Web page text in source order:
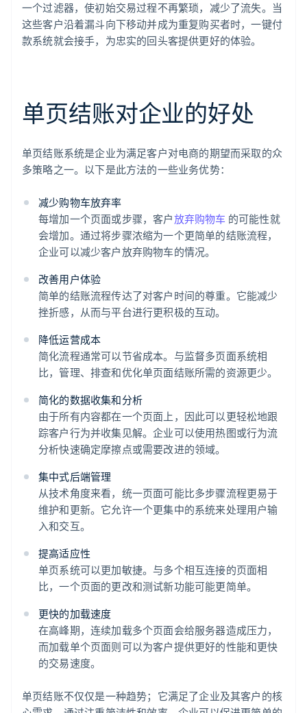
一个过滤器，使初始交易过程不再繁琐，减少了流失。当
这些客户沿着漏斗向下移动并成为重复购买者时，一键付
款系统就会接手，为忠实的回头客提供更好的体验。
单页结账对企业的好处
单页结账系统是企业为满足客户对电商的期望而采取的众
多策略之一。以下是此方法的一些业务优势：
减少购物车放弃率
每增加一个页面或步骤，客户放弃购物车 的可能性就
会增加。通过将步骤浓缩为一个更简单的结账流程，
企业可以减少客户放弃购物车的情况。
改善用户体验
简单的结账流程传达了对客户时间的尊重。它能减少
挫折感，从而与平台进行更积极的互动。
降低运营成本
简化流程通常可以节省成本。与监督多页面系统相
比，管理、排查和优化单页面结账所需的资源更少。
简化的数据收集和分析
由于所有内容都在一个页面上，因此可以更轻松地跟
踪客户行为并收集见解。企业可以使用热图或行为流
分析快速确定摩擦点或需要改进的领域。
集中式后端管理
从技术角度来看，统一页面可能比多步骤流程更易于
维护和更新。它允许一个更集中的系统来处理用户输
入和交互。
提高适应性
单页系统可以更加敏捷。与多个相互连接的页面相
比，一个页面的更改和测试新功能可能更简单。
更快的加载速度
在高峰期，连续加载多个页面会给服务器造成压力，
而加载单个页面则可以为客户提供更好的性能和更快
的交易速度。
单页结账不仅仅是一种趋势；它满足了企业及其客户的核